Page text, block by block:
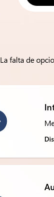
La falta de